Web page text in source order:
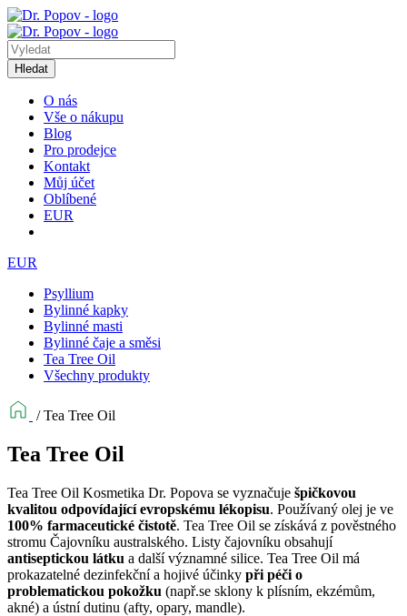
Hledat
O nás
Vše o nákupu
Blog
Pro prodejce
Kontakt
Můj účet
Oblíbené
EUR
EUR
Psyllium
Bylinné kapky
Bylinné masti
Bylinné čaje a směsi
Tea Tree Oil
Všechny produkty
/Tea Tree Oil
Tea Tree Oil
Tea Tree Oil Kosmetika Dr. Popova se vyznačuje špičkovou
kvalitou odpovídající evropskému lékopisu. Používaný olej je ve
100% farmaceutické čistotě. Tea Tree Oil se získává z pověstného
stromu Čajovníku australského. Listy čajovníku obsahují
antiseptickou látku a další významné silice. Tea Tree Oil má
prokazatelné dezinfekční a hojivé účinky při péči o
problematickou pokožku (např.se sklony k plísním, ekzémům,
akné) a ústní dutinu (afty, opary, mandle).